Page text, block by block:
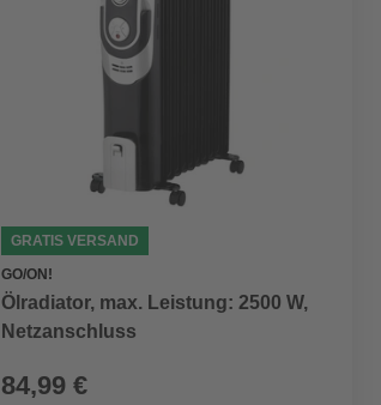
GRATIS VERSAND
GO/ON!
Ölradiator, max. Leistung: 2500 W,
Netzanschluss
84,99 €